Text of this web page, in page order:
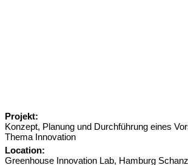
Projekt:
Konzept, Planung und Durchführung eines
Thema Innovation
Location:
Greenhouse Innovation Lab, Hamburg